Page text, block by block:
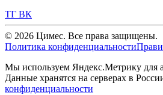
ТГ ВК
© 2026 Цимес. Все права защищены.
Политика конфиденциальности
Мы используем Яндекс.Метрику для
Данные хранятся на серверах в
конфиденциальности